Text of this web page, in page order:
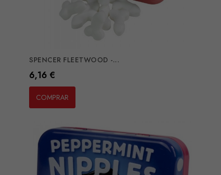
SPENCER FLEETWOOD -...
Preço
6,16 €
COMPRAR